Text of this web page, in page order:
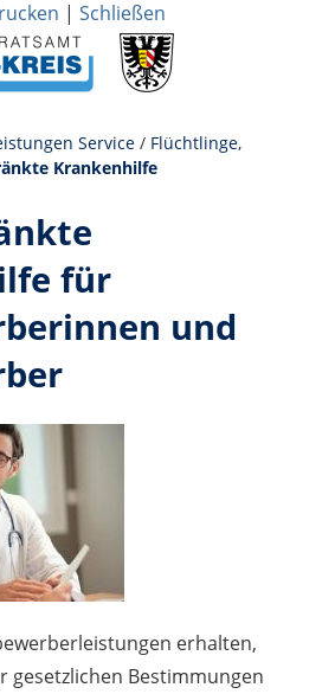
| Schließen
Service / Flüchtlinge,
Krankenhilfe
für
und
erhalten,
gesetzlichen Bestimmungen